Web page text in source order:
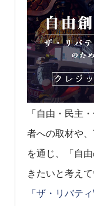
「自由・民主
者への取材や
を通じ、「自
きたいと考えて
「ザ・リバテ